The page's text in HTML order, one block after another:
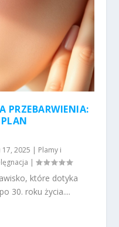
PRZEBARWIENIA:
17, 2025 | Plamy i
|
które dotyka
30. roku życia....